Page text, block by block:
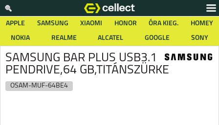
APPLE SAMSUNG XIAOMI HONOR ÓRA KIEG.
HOMEY
NOKIA
REALME ALCATEL GOOGLE SONY
SAMSUNG BAR PLUS USB3.1
PENDRIVE,64 GB,TITÁNSZÜRKE
OSAM-MUF-64BE4